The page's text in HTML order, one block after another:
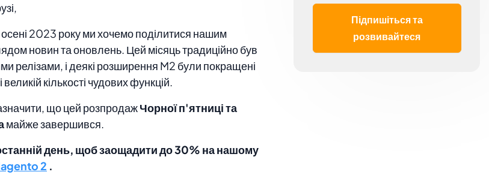
осені 2023 року ми хочемо поділитися нашим
новин та оновлень. Цей місяць традиційно був
релізами, і деякі розширення M2 були покращені
кількості чудових функцій.
що цей розпродажЧорної п'ятниці та
майже завершився.
день, щоб заощадити до 30% на нашому
2 .
Підпишіться та
розвивайтеся